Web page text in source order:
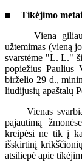
■ Tikėjimo metai
Viena giliausių
užtemimas (vieną
svarstėme "L. L."
popiežius Paulius
birželio 29 d.,
liudijusių apaštalų
Vienas
pajautimą
kreipėsi ne tik į
išskirtinį
atsiliepė apie